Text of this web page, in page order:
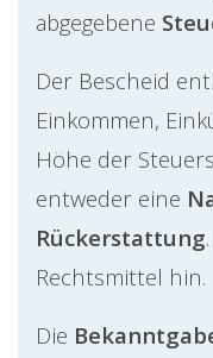
abgegebene
Der Bescheid
Einkommen,
Höhe der
entweder eine
Rückerstattung
Rechtsmittel hin.
Die